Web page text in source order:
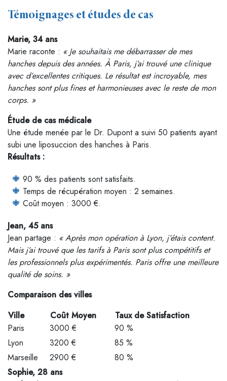
Témoignages et études de cas
Marie, 34 ans
Marie raconte : « Je souhaitais me débarrasser de mes
hanches depuis des années. À Paris, j’ai trouvé une clinique
avec d’excellentes critiques. Le résultat est incroyable, mes
hanches sont plus fines et harmonieuses avec le reste de mon
corps. »
Étude de cas médicale
Une étude menée par le Dr. Dupont a suivi 50 patients ayant
subi une liposuccion des hanches à Paris.
Résultats :
90 % des patients sont satisfaits.
Temps de récupération moyen : 2 semaines.
Coût moyen : 3000 €.
Jean, 45 ans
Jean partage : « Après mon opération à Lyon, j’étais content.
Mais j’ai trouvé que les tarifs à Paris sont plus compétitifs et
les professionnels plus expérimentés. Paris offre une meilleure
qualité de soins. »
Comparaison des villes
Ville
Coût Moyen
Taux de Satisfaction
Paris
3000 €
90 %
Lyon
3200 €
85 %
Marseille
2900 €
80 %
Sophie, 28 ans